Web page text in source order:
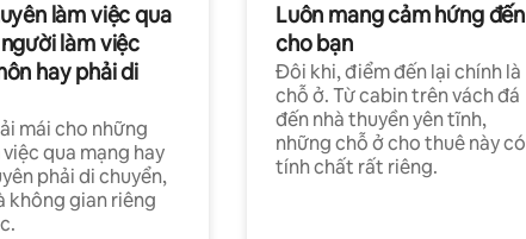
làm việc qua
làm việc
hay phải di
mái cho những
qua mạng hay
phải di chuyển,
không gian riêng
Luôn mang cảm hứng đến
cho bạn
Đôi khi, điểm đến lại chính là
chỗ ở. Từ cabin trên vách đá
đến nhà thuyền yên tĩnh,
những chỗ ở cho thuê này có
tính chất rất riêng.